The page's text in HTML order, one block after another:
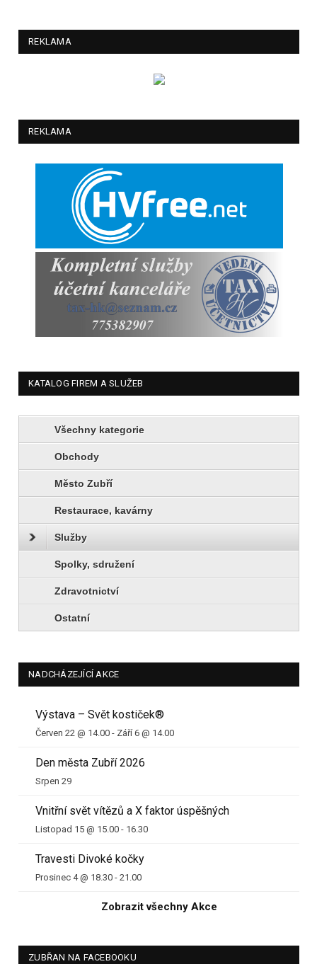
REKLAMA
REKLAMA
KATALOG FIREM A SLUŽEB
Všechny kategorie
Obchody
Město Zubří
Restaurace, kavárny
Služby
Spolky, sdružení
Zdravotnictví
Ostatní
NADCHÁZEJÍCÍ AKCE
Výstava – Svět kostiček®
Červen 22 @ 14.00 - Září 6 @ 14.00
Den města Zubří 2026
Srpen 29
Vnitřní svět vítězů a X faktor úspěšných
Listopad 15 @ 15.00 - 16.30
Travesti Divoké kočky
Prosinec 4 @ 18.30 - 21.00
Zobrazit všechny Akce
ZUBŘAN NA FACEBOOKU